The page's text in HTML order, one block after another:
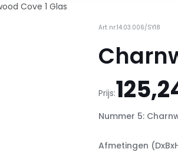
Cove 1 Glas
Art nr:14.03.006/SY18
Prijs:
Nummer 5:
Afmetingen